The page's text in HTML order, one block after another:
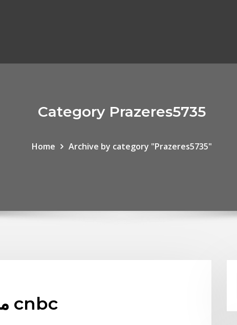
Category Prazeres5735
Home Archive by category "Prazeres5735"
مؤشر داو للعقود الآجلة cnbc